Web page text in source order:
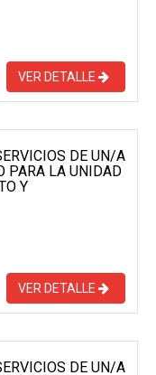
VER DETALLE
DE UN/A
PARA LA UNIDAD
Y
VER DETALLE
DE UN/A